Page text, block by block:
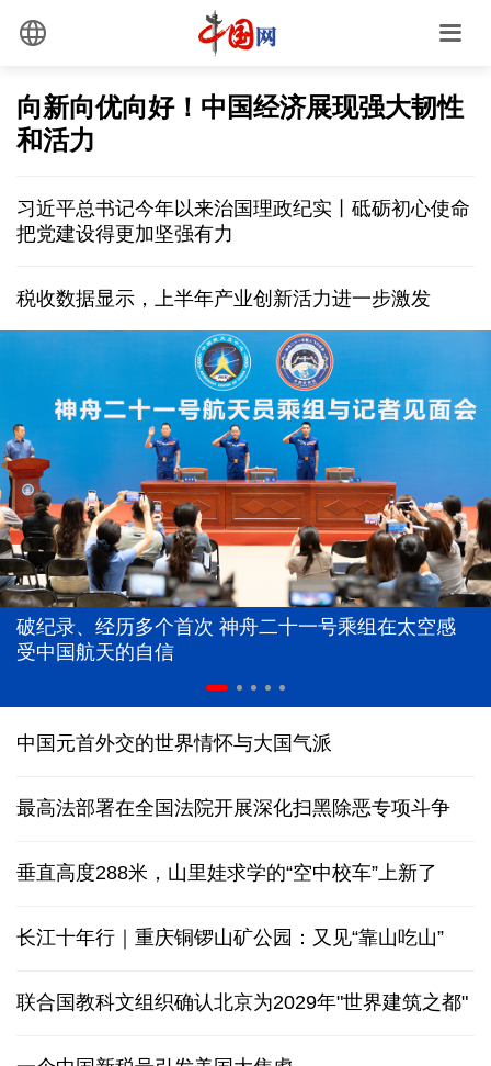
向新向优向好！中国经济展现强大韧性
和活力
习近平总书记今年以来治国理政纪实丨砥砺初心使命
把党建设得更加坚强有力
税收数据显示，上半年产业创新活力进一步激发
破纪录、经历多个首次 神舟二十一号乘组在太空感
受中国航天的自信
中国元首外交的世界情怀与大国气派
最高法部署在全国法院开展深化扫黑除恶专项斗争
垂直高度288米，山里娃求学的“空中校车”上新了
长江十年行｜重庆铜锣山矿公园：又见“靠山吃山”
联合国教科文组织确认北京为2029年"世界建筑之都"